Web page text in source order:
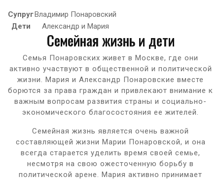
СупругВладимир Понаровский
Дети
Александр и Мария
Семейная жизнь и дети
Семья Понаровских живет в Москве, где они
активно участвуют в общественной и политической
жизни. Мария и Александр Понаровские вместе
борются за права граждан и привлекают внимание к
важным вопросам развития страны и социально-
экономического благосостояния ее жителей.
Семейная жизнь является очень важной
составляющей жизни Марии Понаровской, и она
всегда старается уделить время своей семье,
несмотря на свою ожесточенную борьбу в
политической арене. Мария активно принимает